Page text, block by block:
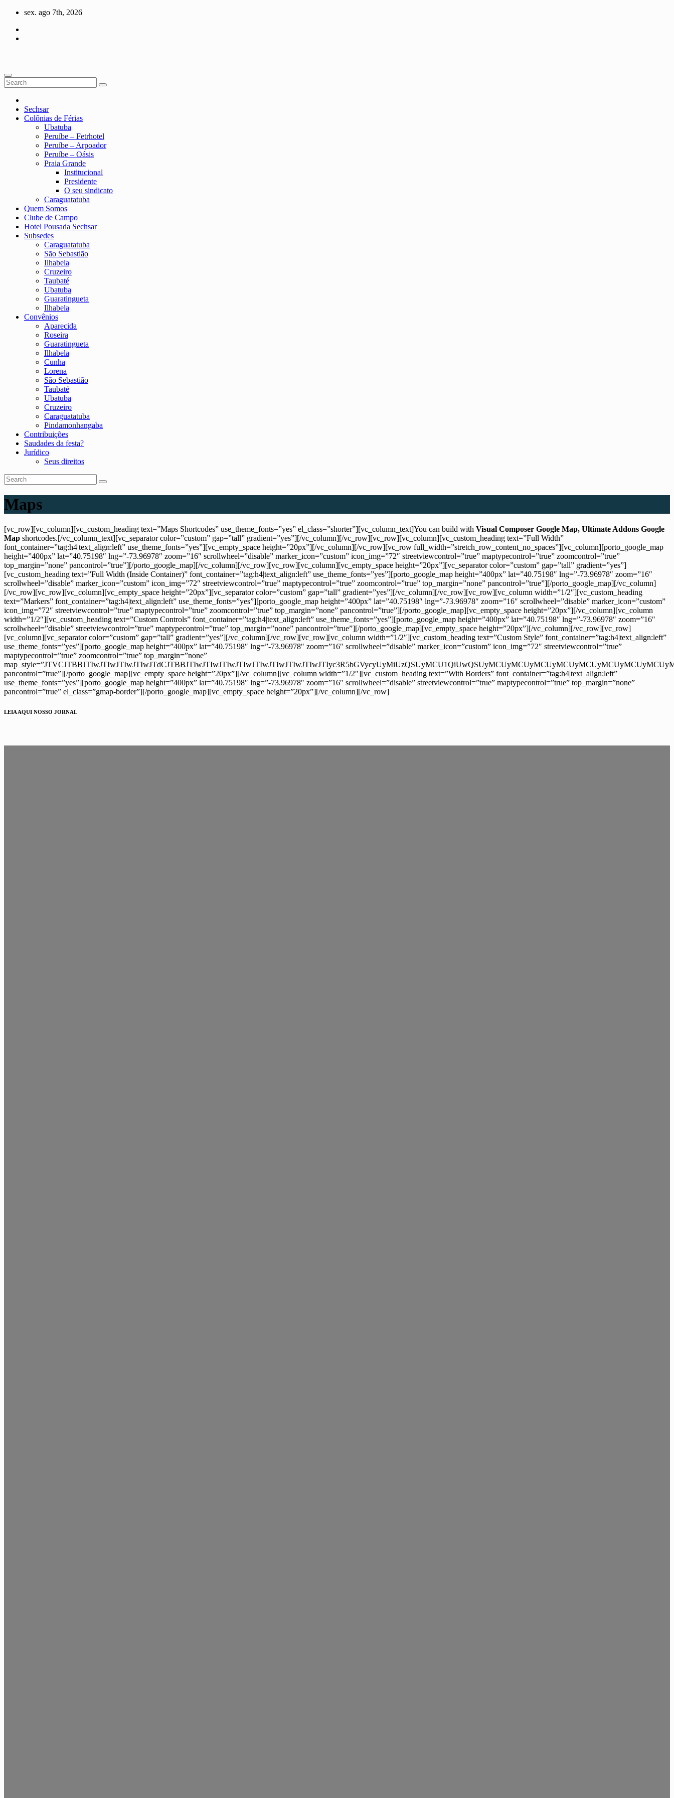
Skip
content
sex. ago 7th, 2026
Sechsar
Colônias de Férias
Ubatuba
Peruíbe – Fetrhotel
Peruíbe – Arpoador
Peruíbe – Oásis
Praia Grande
Institucional
Presidente
O seu sindicato
Caraguatatuba
Quem Somos
Clube de Campo
Hotel Pousada Sechsar
Subsedes
Caraguatatuba
São Sebastião
Ilhabela
Cruzeiro
Taubaté
Ubatuba
Guaratingueta
Ilhabela
Convênios
Aparecida
Roseira
Guaratingueta
Ilhabela
Cunha
Lorena
São Sebastião
Taubaté
Ubatuba
Cruzeiro
Caraguatatuba
Pindamonhangaba
Contribuições
Saudades da festa?
Jurídico
Seus direitos
Maps
[vc_row][vc_column][vc_custom_heading text=”Maps Shortcodes” use_theme_fonts=”yes” el_class=”shorter”][vc_column_text]You can build with Visual Composer Google Map, Ultimate Addons Google
Map shortcodes.[/vc_column_text][vc_separator color=”custom” gap=”tall” gradient=”yes”][/vc_column][/vc_row][vc_row][vc_column][vc_custom_heading text=”Full Width”
font_container=”tag:h4|text_align:left” use_theme_fonts=”yes”][vc_empty_space height=”20px”][/vc_column][/vc_row][vc_row full_width=”stretch_row_content_no_spaces”][vc_column][porto_google_map
height=”400px” lat=”40.75198″ lng=”-73.96978″ zoom=”16″ scrollwheel=”disable” marker_icon=”custom” icon_img=”72″ streetviewcontrol=”true” maptypecontrol=”true” zoomcontrol=”true”
top_margin=”none” pancontrol=”true”][/porto_google_map][/vc_column][/vc_row][vc_row][vc_column][vc_empty_space height=”20px”][vc_separator color=”custom” gap=”tall” gradient=”yes”]
[vc_custom_heading text=”Full Width (Inside Container)” font_container=”tag:h4|text_align:left” use_theme_fonts=”yes”][porto_google_map height=”400px” lat=”40.75198″ lng=”-73.96978″ zoom=”16″
scrollwheel=”disable” marker_icon=”custom” icon_img=”72″ streetviewcontrol=”true” maptypecontrol=”true” zoomcontrol=”true” top_margin=”none” pancontrol=”true”][/porto_google_map][/vc_column]
[/vc_row][vc_row][vc_column][vc_empty_space height=”20px”][vc_separator color=”custom” gap=”tall” gradient=”yes”][/vc_column][/vc_row][vc_row][vc_column width=”1/2″][vc_custom_heading
text=”Markers” font_container=”tag:h4|text_align:left” use_theme_fonts=”yes”][porto_google_map height=”400px” lat=”40.75198″ lng=”-73.96978″ zoom=”16″ scrollwheel=”disable” marker_icon=”custom”
icon_img=”72″ streetviewcontrol=”true” maptypecontrol=”true” zoomcontrol=”true” top_margin=”none” pancontrol=”true”][/porto_google_map][vc_empty_space height=”20px”][/vc_column][vc_column
width=”1/2″][vc_custom_heading text=”Custom Controls” font_container=”tag:h4|text_align:left” use_theme_fonts=”yes”][porto_google_map height=”400px” lat=”40.75198″ lng=”-73.96978″ zoom=”16″
scrollwheel=”disable” streetviewcontrol=”true” maptypecontrol=”true” top_margin=”none” pancontrol=”true”][/porto_google_map][vc_empty_space height=”20px”][/vc_column][/vc_row][vc_row]
[vc_column][vc_separator color=”custom” gap=”tall” gradient=”yes”][/vc_column][/vc_row][vc_row][vc_column width=”1/2″][vc_custom_heading text=”Custom Style” font_container=”tag:h4|text_align:left”
use_theme_fonts=”yes”][porto_google_map height=”400px” lat=”40.75198″ lng=”-73.96978″ zoom=”16″ scrollwheel=”disable” marker_icon=”custom” icon_img=”72″ streetviewcontrol=”true”
maptypecontrol=”true” zoomcontrol=”true” top_margin=”none”
pancontrol=”true”][/porto_google_map][vc_empty_space height=”20px”][/vc_column][vc_column width=”1/2″][vc_custom_heading text=”With Borders” font_container=”tag:h4|text_align:left”
use_theme_fonts=”yes”][porto_google_map height=”400px” lat=”40.75198″ lng=”-73.96978″ zoom=”16″ scrollwheel=”disable” streetviewcontrol=”true” maptypecontrol=”true” top_margin=”none”
pancontrol=”true” el_class=”gmap-border”][/porto_google_map][vc_empty_space height=”20px”][/vc_column][/vc_row]
LEIA AQUI NOSSO JORNAL